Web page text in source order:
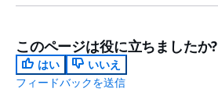
このページは役に立ちましたか?
はい
いいえ
フィードバックを送信